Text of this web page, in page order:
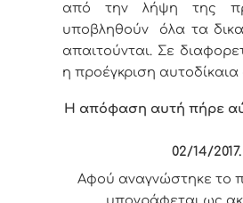
από την λήψη της
υποβληθούν όλα τα
απαιτούνται. Σε
η προέγκριση αυτοδίκαια
Η απόφαση αυτή πήρε
02/14/2017.
Αφού αναγνώστηκε το